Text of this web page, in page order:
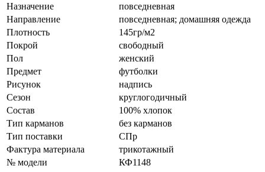
Назначение
повседневная
Направление
повседневная; домашняя одежда
Плотность
145гр/м2
Покрой
свободный
Пол
женский
Предмет
футболки
Рисунок
надпись
Сезон
круглогодичный
Состав
100% хлопок
Тип карманов
без карманов
Тип поставки
СПр
Фактура материала
трикотажный
№ модели
КФ1148